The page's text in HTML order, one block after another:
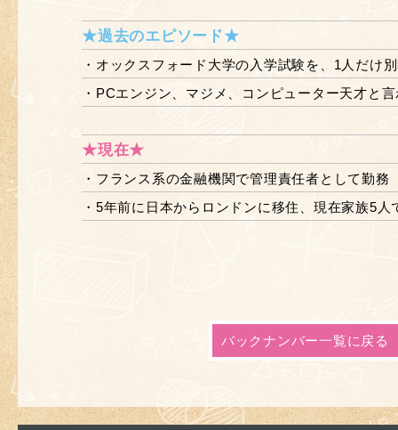
★過去のエピソード★
・オックスフォード大学の入学試験を、1人だけ
・PCエンジン、マジメ、コンピューター天才と
★現在★
・フランス系の金融機関で管理責任者として勤務
・5年前に日本からロンドンに移住、現在家族5人
バックナンバー一覧に戻る